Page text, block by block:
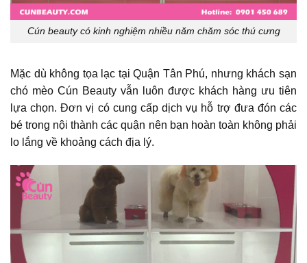
Cún beauty có kinh nghiệm nhiều năm chăm sóc thú cưng
Mặc dù không tọa lạc tại Quận Tân Phú, nhưng khách sạn
chó mèo Cún Beauty vẫn luôn được khách hàng ưu tiên
lựa chọn. Đơn vị có cung cấp dịch vụ hỗ trợ đưa đón các
bé trong nội thành các quận nên bạn hoàn toàn không phải
lo lắng về khoảng cách địa lý.